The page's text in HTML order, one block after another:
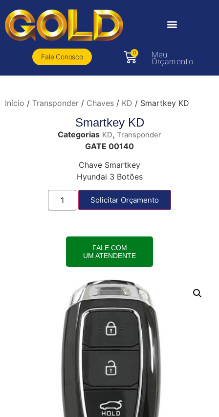
Fale Conosco
0 Meu
Orçamento
Início / Transponder / Chaves / KD / Smartkey KD
Smartkey KD
Categorias KD, Transponder
GATE 00140
Chave Smartkey
Hyundai 3 Botões
Solicitar Orçamento
FALE COM
UM ATENDENTE